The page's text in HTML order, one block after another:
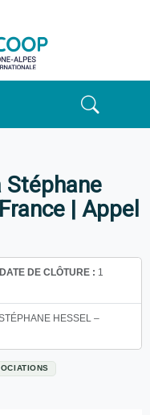
Stéphane
| Appel
DATE DE CLÔTURE : 1
HESSEL –